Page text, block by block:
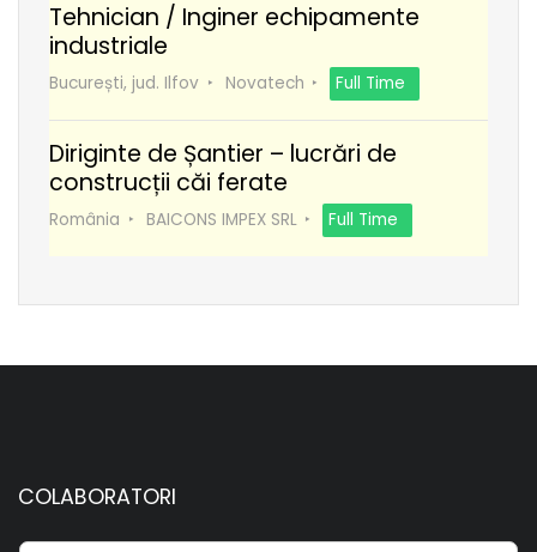
Tehnician / Inginer echipamente
industriale
București, jud. Ilfov Novatech Full Time
Diriginte de Șantier – lucrări de
construcții căi ferate
România BAICONS IMPEX SRL Full Time
COLABORATORI